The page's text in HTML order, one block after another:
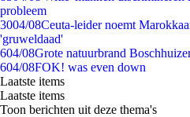
probleem
3004/08Ceuta-leider noemt
'gruweldaad'
604/08Grote natuurbrand
604/08FOK! was even down
Laatste items
Laatste items
Toon berichten uit deze thema's